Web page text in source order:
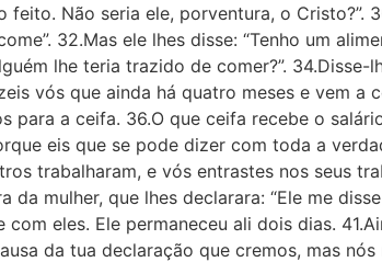
Não seria ele, porventura, o Cristo?”.
32.Mas ele lhes disse: “Tenho um
lhe teria trazido de comer?”.
vós que ainda há quatro meses e vem
para a ceifa. 36.O que ceifa recebe o
eis que se pode dizer com toda a
trabalharam, e vós entrastes nos seus
da mulher, que lhes declarara: “Ele me
eles. Ele permaneceu ali dois dias.
da tua declaração que cremos, mas